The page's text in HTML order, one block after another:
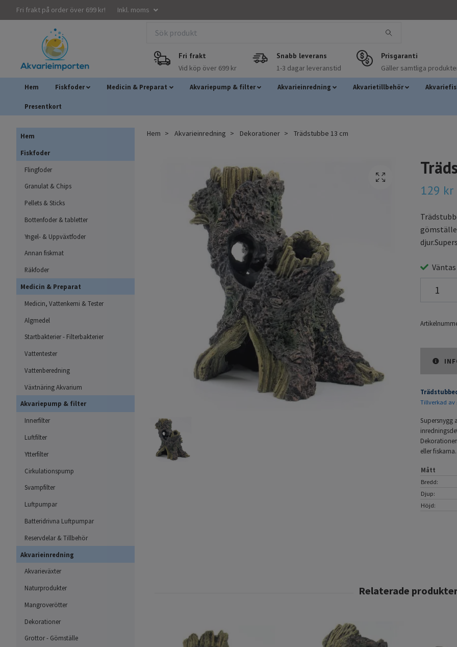
Fri frakt på order över 699 kr! Inkl. moms
Fri frakt
Vid köp över 699 kr
Snabb leverans
1-3 dagar leveranstid
Prisgaranti
Gäller samtliga
Hem Fiskfoder Medicin & Preparat Akvariepump & filter Akvarieinredning Akvarietillbehör
Presentkort
Hem
Fiskfoder
Flingfoder
Granulat & Chips
Pellets & Sticks
Bottenfoder & tabletter
Yngel- & Uppväxtfoder
Annan fiskmat
Räkfoder
Medicin & Preparat
Medicin, Vattenkemi & Tester
Algmedel
Startbakterier - Filterbakterier
Vattentester
Vattenberedning
Växtnäring Akvarium
Akvariepump & filter
Innerfilter
Luftfilter
Ytterfilter
Cirkulationspump
Svampfilter
Luftpumpar
Batteridrivna Luftpumpar
Reservdelar & Tillbehör
Akvarieinredning
Akvarieväxter
Naturprodukter
Mangroverötter
Dekorationer
Grottor - Gömställe
Hem Akvarieinredning Dekorationer Trädstubbe 13 cm
129 kr
Tillverkad av
Supersnygg
eller
Mått
Bredd:
Djup:
Höjd: